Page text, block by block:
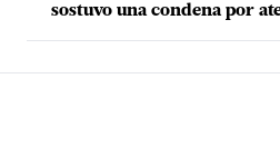
sostuvo una condena por